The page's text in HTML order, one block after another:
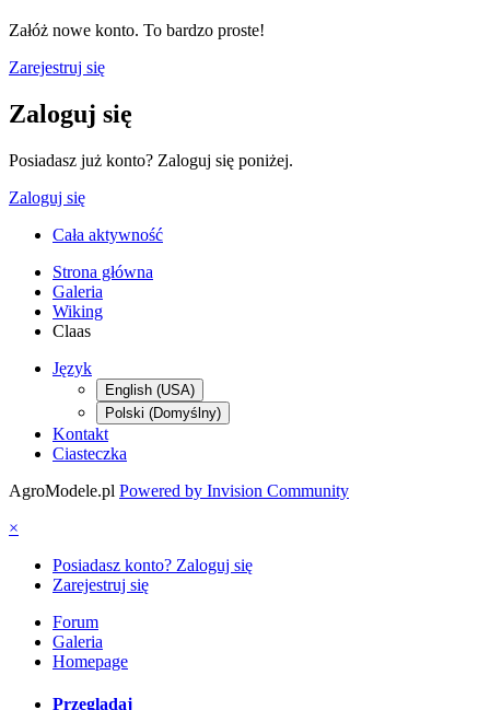
Załóż nowe konto. To bardzo proste!
Zarejestruj się
Zaloguj się
Posiadasz już konto? Zaloguj się poniżej.
Zaloguj się
Cała aktywność
Strona główna
Galeria
Wiking
Claas
Język
English (USA)
Polski (Domyślny)
Kontakt
Ciasteczka
AgroModele.pl Powered by Invision Community
×
Posiadasz konto? Zaloguj się
Zarejestruj się
Forum
Galeria
Homepage
Przeglądaj